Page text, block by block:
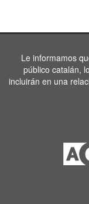
Le informamos
público catalán,
incluirán en una